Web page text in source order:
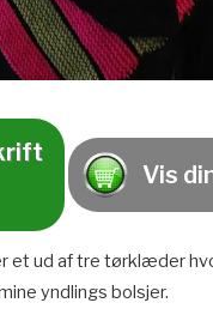
Vis
ud af tre tørklæder
yndlings bolsjer.